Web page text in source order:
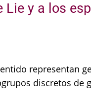
y a los
representan
discretos de